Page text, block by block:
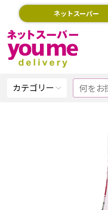
ネットスーパー
カテゴリー